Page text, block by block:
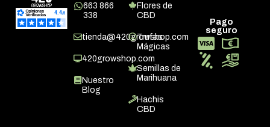
663 866
338
tienda@420growshop.com
420growshop.com
Nuestro
Blog
Flores de
CBD
Trufas
Mágicas
Semillas de
Marihuana
Hachis
CBD
Pago
seguro